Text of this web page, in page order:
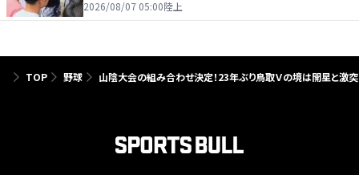
を引っ張る…夏合宿特集第１弾、国学院大
2026/08/07 05:00陸上
TOP 野球 山陰大会の組み合わせ決定！23年ぶり鳥取Ｖの境は開星と激突